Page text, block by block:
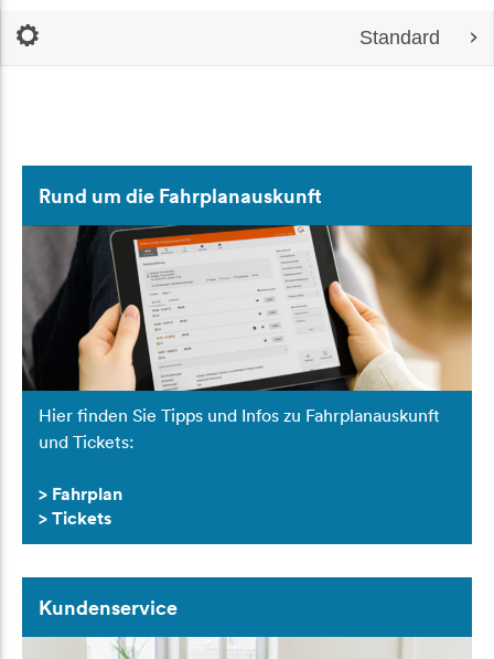
Rund um die Fahrplanauskunft
Hier finden Sie Tipps und Infos zu Fahrplanauskunft
und Tickets:
> Fahrplan
> Tickets
Kundenservice